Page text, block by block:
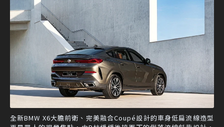
全新BMW X6大膽前衛、完美融合Coupé設計的車身低扁流線造型